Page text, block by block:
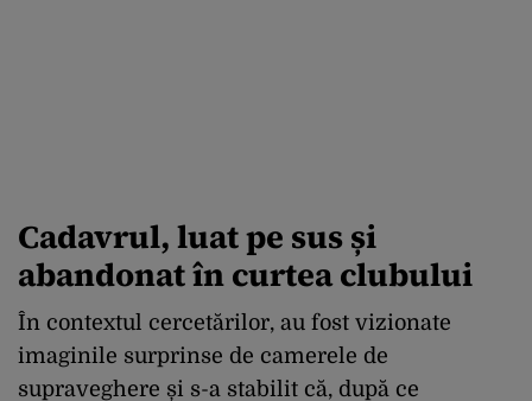
Cadavrul, luat pe sus și
abandonat în curtea clubului
În contextul cercetărilor, au fost vizionate
imaginile surprinse de camerele de
supraveghere și s-a stabilit că, după ce